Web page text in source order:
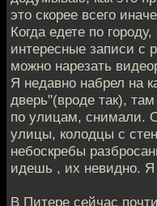
это скорее всего
Когда едете по
интересные записи с
можно нарезать
Я недавно набрел на
дверь"(вроде так),
по улицам, снимали.
улицы, колодцы с
небоскребы
идешь , их невидно. Я
В Питере сейчас